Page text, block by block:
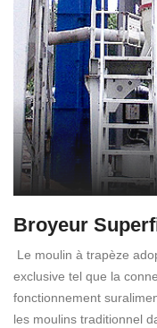
Broyeur
Le moulin à trapèze
exclusive tel que la
fonctionnement
les moulins traditionnel